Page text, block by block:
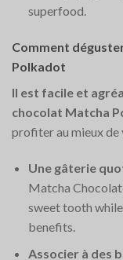
superfood.
Comment
Polkadot
Il est facile et
chocolat Matcha
profiter au mieux de
Une gâterie
Matcha
sweet tooth
benefits.
Associer à des